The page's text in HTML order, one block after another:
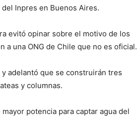
Inpres en Buenos Aires.
evitó opinar sobre el motivo de los
una ONG de Chile que no es oficial.
adelantó que se construirán tres
y columnas.
potencia para captar agua del